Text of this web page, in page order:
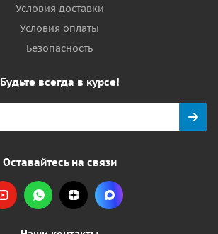
Условия доставки
Условия оплаты
Безопасность
Будьте всегда в курсе!
Оставайтесь на связи